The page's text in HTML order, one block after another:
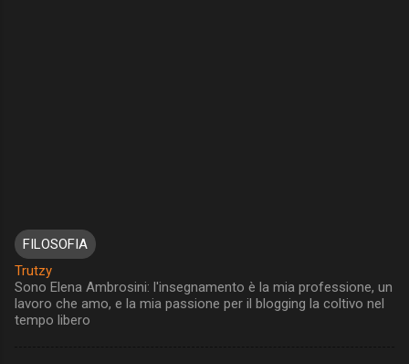
FILOSOFIA
Trutzy
Sono Elena Ambrosini: l'insegnamento è la mia professione, un
lavoro che amo, e la mia passione per il blogging la coltivo nel
tempo libero